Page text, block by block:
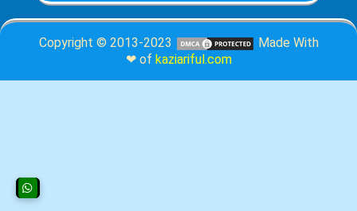
Copyright © 2013-2023
Made With
❤ of kaziariful.com